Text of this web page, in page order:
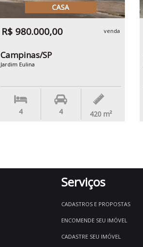
CASA
R$ 980.000,00 venda
Campinas/SP
Jardim Eulina
4 4 420 m²
Serviços
CADASTROS E PROPOSTAS
ENCOMENDE SEU IMÓVEL
CADASTRE SEU IMÓVEL